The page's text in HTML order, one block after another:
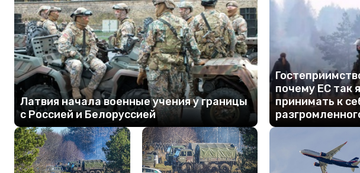
Латвия начала военные учения у границы
с Россией и Белоруссией
почему ЕС так
принимать к